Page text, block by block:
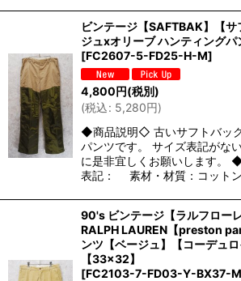
ビンテージ【SAFTBAK】【サ
ジュxオリーブ ハンティングパ
[FC2607-5-FD25-H-M]
4,800円(税別)
(税込: 5,280円)
◆商品説明◇ 古いサフトバッ
パンツです。 サイズ表記がな
に是非宜しくお願いします。
表記： 素材・材質：コット
90's ビンテージ【ラルフロー
RALPH LAUREN【preston
ンツ【ベージュ】【コーデュロ
【33×32】
[FC2103-7-FD03-Y-BX37-M